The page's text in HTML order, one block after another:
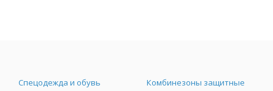
Спецодежда и обувь Комбинезоны защитные